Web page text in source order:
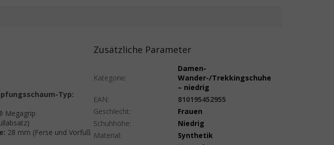
Typ:
Megagrip
28 mm (Ferse und Vorfuß
Zusätzliche Parameter
Kategorie:
Damen-
Wander-/Trekkingschuhe
– niedrig
EAN:
810195452955
Geschlecht:
Frauen
Schuhhöhe:
Niedrig
Material:
Synthetik